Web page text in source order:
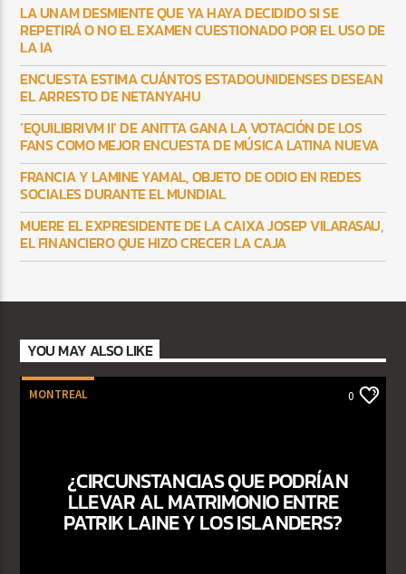
LA UNAM DESMIENTE QUE YA HAYA DECIDIDO SI SE
REPETIRÁ O NO EL EXAMEN CUESTIONADO POR EL USO DE
LA IA
ENCUESTA ESTIMA CUÁNTOS ESTADOUNIDENSES DESEAN
EL ARRESTO DE NETANYAHU
‘EQUILIBRIVM II’ DE ANITTA GANA LA VOTACIÓN DE LOS
FANS COMO MEJOR ENCUESTA DE MÚSICA LATINA NUEVA
FRANCIA Y LAMINE YAMAL, OBJETO DE ODIO EN REDES
SOCIALES DURANTE EL MUNDIAL
MUERE EL EXPRESIDENTE DE LA CAIXA JOSEP VILARASAU,
EL FINANCIERO QUE HIZO CRECER LA CAJA
YOU MAY ALSO LIKE
MONTREAL 0
¿CIRCUNSTANCIAS QUE PODRÍAN
LLEVAR AL MATRIMONIO ENTRE
PATRIK LAINE Y LOS ISLANDERS?